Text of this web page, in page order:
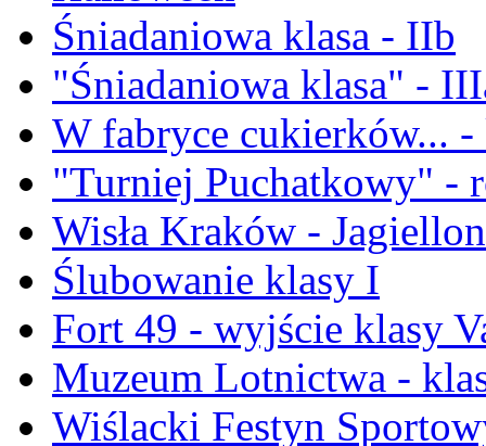
Śniadaniowa klasa - IIb
"Śniadaniowa klasa" -
W fabryce cukierków...
"Turniej Puchatkowy" -
Wisła Kraków -
Ślubowanie klasy I
Fort 49 - wyjście klasy
Muzeum Lotnictwa -
Wiślacki Festyn